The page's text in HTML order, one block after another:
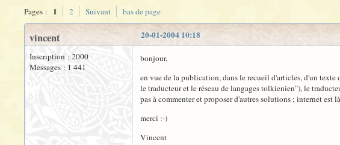
Pages : 1 2 Suivant bas de page
20-01-2004 10:18
vincent
Inscription : 2000
Messages : 1 441
bonjour,
en vue de la publication, dans le recueil d'articles, d'un texte
le traducteur et le réseau de langages tolkienien"), le
pas à commenter et proposer d'autres solutions ; internet
merci :-)
Vincent